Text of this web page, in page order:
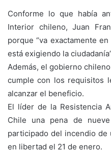
Conforme lo que había
Interior chileno, Juan
porque “va exactamente
está exigiendo la
Además, el gobierno
cumple con los requisitos
alcanzar el beneficio.
El líder de la Resistencia
Chile una pena de
participado del incendio de
en libertad el 21 de enero.